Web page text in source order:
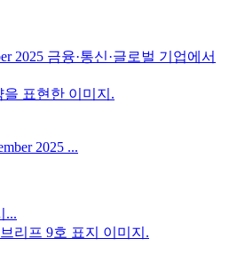
2025 금융·통신·글로벌 기업에서
2025 ...
...